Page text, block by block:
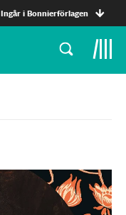
Ingår i Bonnierförlagen